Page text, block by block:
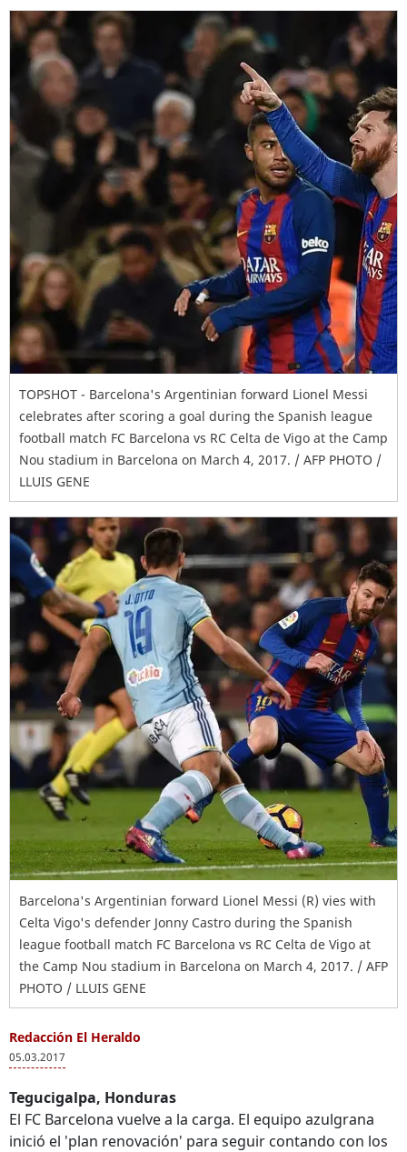
TOPSHOT - Barcelona's Argentinian forward Lionel Messi
celebrates after scoring a goal during the Spanish league
football match FC Barcelona vs RC Celta de Vigo at the Camp
Nou stadium in Barcelona on March 4, 2017. / AFP PHOTO /
LLUIS GENE
Barcelona's Argentinian forward Lionel Messi (R) vies with
Celta Vigo's defender Jonny Castro during the Spanish
league football match FC Barcelona vs RC Celta de Vigo at
the Camp Nou stadium in Barcelona on March 4, 2017. / AFP
PHOTO / LLUIS GENE
Redacción El Heraldo
05.03.2017
Tegucigalpa, Honduras
El FC Barcelona vuelve a la carga. El equipo azulgrana
inició el 'plan renovación' para seguir contando con los